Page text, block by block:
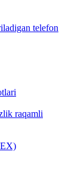
telefon
raqamli